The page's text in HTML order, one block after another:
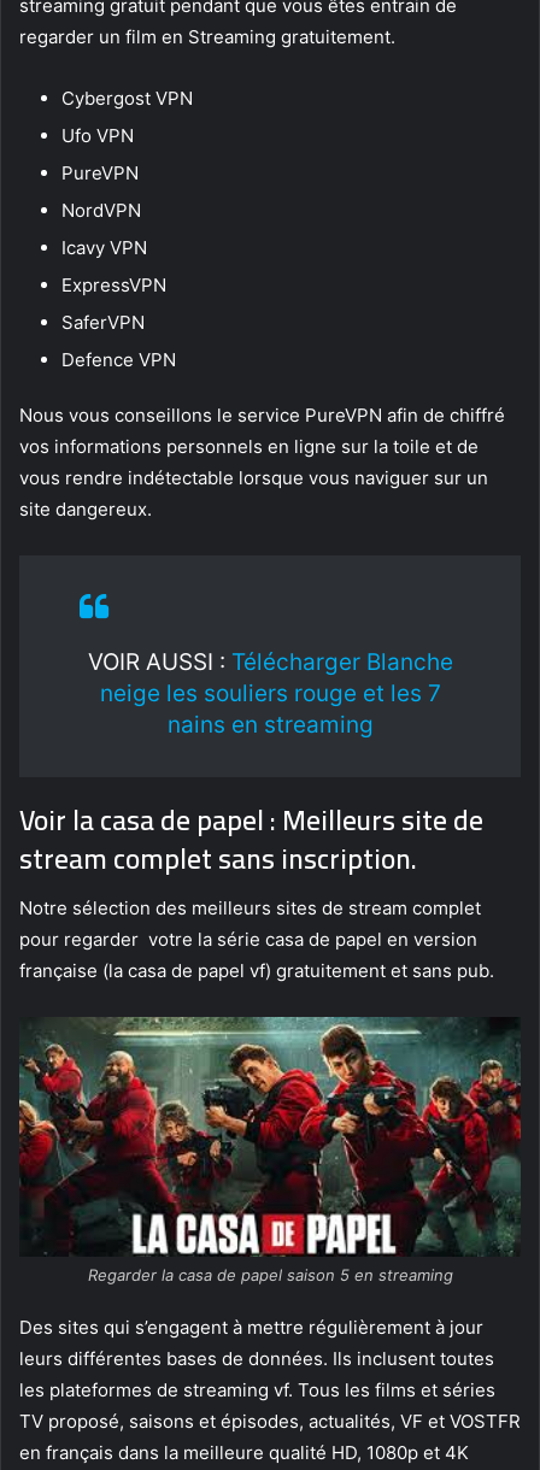
streaming gratuit pendant que vous êtes entrain de
regarder un film en Streaming gratuitement.
Cybergost VPN
Ufo VPN
PureVPN
NordVPN
Icavy VPN
ExpressVPN
SaferVPN
Defence VPN
Nous vous conseillons le service PureVPN afin de chiffré
vos informations personnels en ligne sur la toile et de
vous rendre indétectable lorsque vous naviguer sur un
site dangereux.
VOIR AUSSI : Télécharger Blanche
neige les souliers rouge et les 7
nains en streaming
Voir la casa de papel : Meilleurs site de
stream complet sans inscription.
Notre sélection des meilleurs sites de stream complet
pour regarder votre la série casa de papel en version
française (la casa de papel vf) gratuitement et sans pub.
Regarder la casa de papel saison 5 en streaming
Des sites qui s’engagent à mettre régulièrement à jour
leurs différentes bases de données. Ils inclusent toutes
les plateformes de streaming vf. Tous les films et séries
TV proposé, saisons et épisodes, actualités, VF et VOSTFR
en français dans la meilleure qualité HD, 1080p et 4K